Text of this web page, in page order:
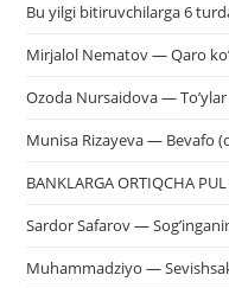
Bu yilgi bitiruvchilarga 6
Mirjalol Nematov — Qaro
Ozoda Nursaidova —
Munisa Rizayeva — Bevafo
BANKLARGA ORTIQCHA
Sardor Safarov —
Muhammadziyo —